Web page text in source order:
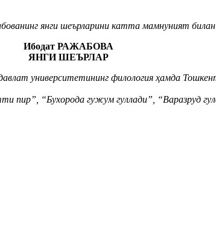
янги шеърларини катта мамнуният
Ибодат РАЖАБОВА
ЯНГИ ШЕЪРЛАР
университетининг филология ҳамда
пир”, “Бухорода гужум гуллади”, “Варазруд